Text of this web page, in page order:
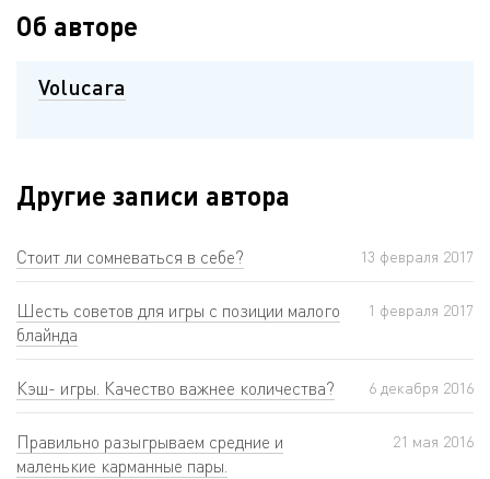
Об авторе
Volucara
Другие записи автора
Стоит ли сомневаться в себе? 13 февраля 2017
Шесть советов для игры с позиции малого
блайнда
1 февраля 2017
Кэш- игры. Качество важнее количества? 6 декабря 2016
Правильно разыгрываем средние и
маленькие карманные пары.
21 мая 2016